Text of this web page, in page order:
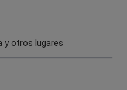
y otros lugares